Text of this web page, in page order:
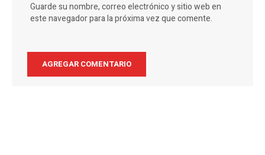
Guarde su nombre, correo electrónico y sitio web en
este navegador para la próxima vez que comente.